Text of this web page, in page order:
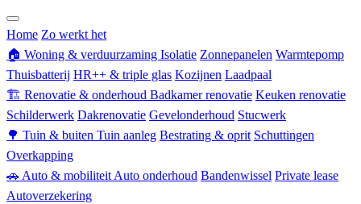
Home Zo werkt het
🏠 Woning & verduurzaming Isolatie Zonnepanelen Warmtepomp
Thuisbatterij HR++ & triple glas Kozijnen Laadpaal
🏗 Renovatie & onderhoud Badkamer renovatie Keuken renovatie
Schilderwerk Dakrenovatie Gevelonderhoud Stucwerk
🌳 Tuin & buiten Tuin aanleg Bestrating & oprit Schuttingen
Overkapping
🚗 Auto & mobiliteit Auto onderhoud Bandenwissel Private lease
Autoverzekering